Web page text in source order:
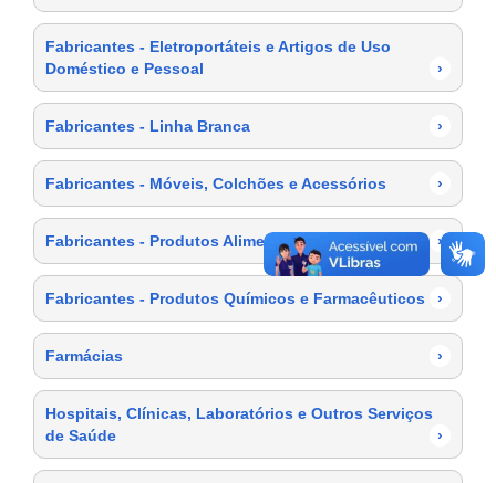
Fabricantes - Eletroportáteis e Artigos de Uso
Doméstico e Pessoal
›
Fabricantes - Linha Branca ›
Fabricantes - Móveis, Colchões e Acessórios ›
Fabricantes - Produtos Alimentícios ›
Fabricantes - Produtos Químicos e Farmacêuticos ›
Farmácias ›
Hospitais, Clínicas, Laboratórios e Outros Serviços
de Saúde
›